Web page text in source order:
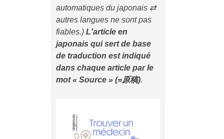
automatiques du japonais ⇄
autres langues ne sont pas
fiables.) L'article en
japonais qui sert de base
de traduction est indiqué
dans chaque article par le
mot « Source » (=原稿).